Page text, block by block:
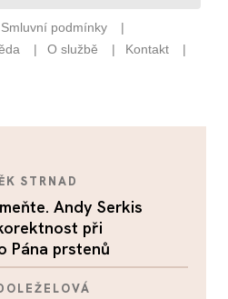
STRNAD
Andy Serkis
při
Pána prstenů